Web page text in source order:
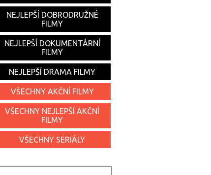
NEJLEPŠÍ DOBRODRUŽNÉ
FILMY
NEJLEPŠÍ DOKUMENTÁRNÍ
FILMY
NEJLEPŠÍ DRAMA FILMY
VŠECHNY AKČNÍ FILMY
VŠECHNY NEJLEPŠÍ AKČNÍ
FILMY
VŠECHNY SERIÁLY